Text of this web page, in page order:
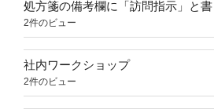
処方箋の備考欄に「訪問指示」と
2件のビュー
社内ワークショップ
2件のビュー